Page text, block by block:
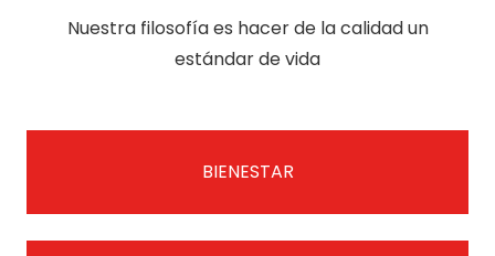
Nuestra filosofía es hacer de la calidad un
estándar de vida
BIENESTAR